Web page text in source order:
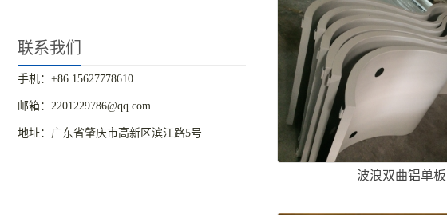
联系我们
手机：+86 15627778610
邮箱：2201229786@qq.com
地址：广东省肇庆市高新区滨江路5号
波浪双曲铝单板